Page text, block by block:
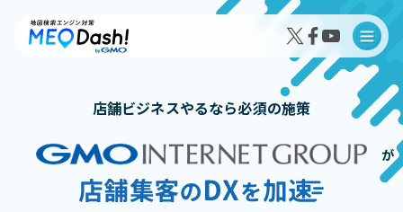
MEO Dash!の特徴
店舗ビジネスやるなら必須の施策
が